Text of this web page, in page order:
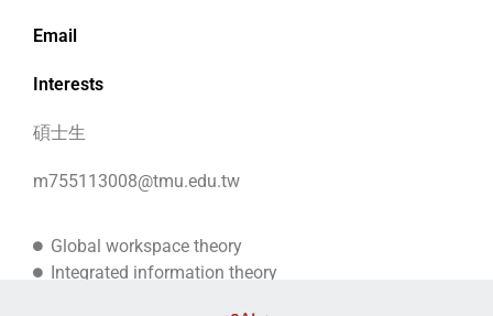
Email
Interests
碩士生
m755113008@tmu.edu.tw
Global workspace theory
Integrated information theory